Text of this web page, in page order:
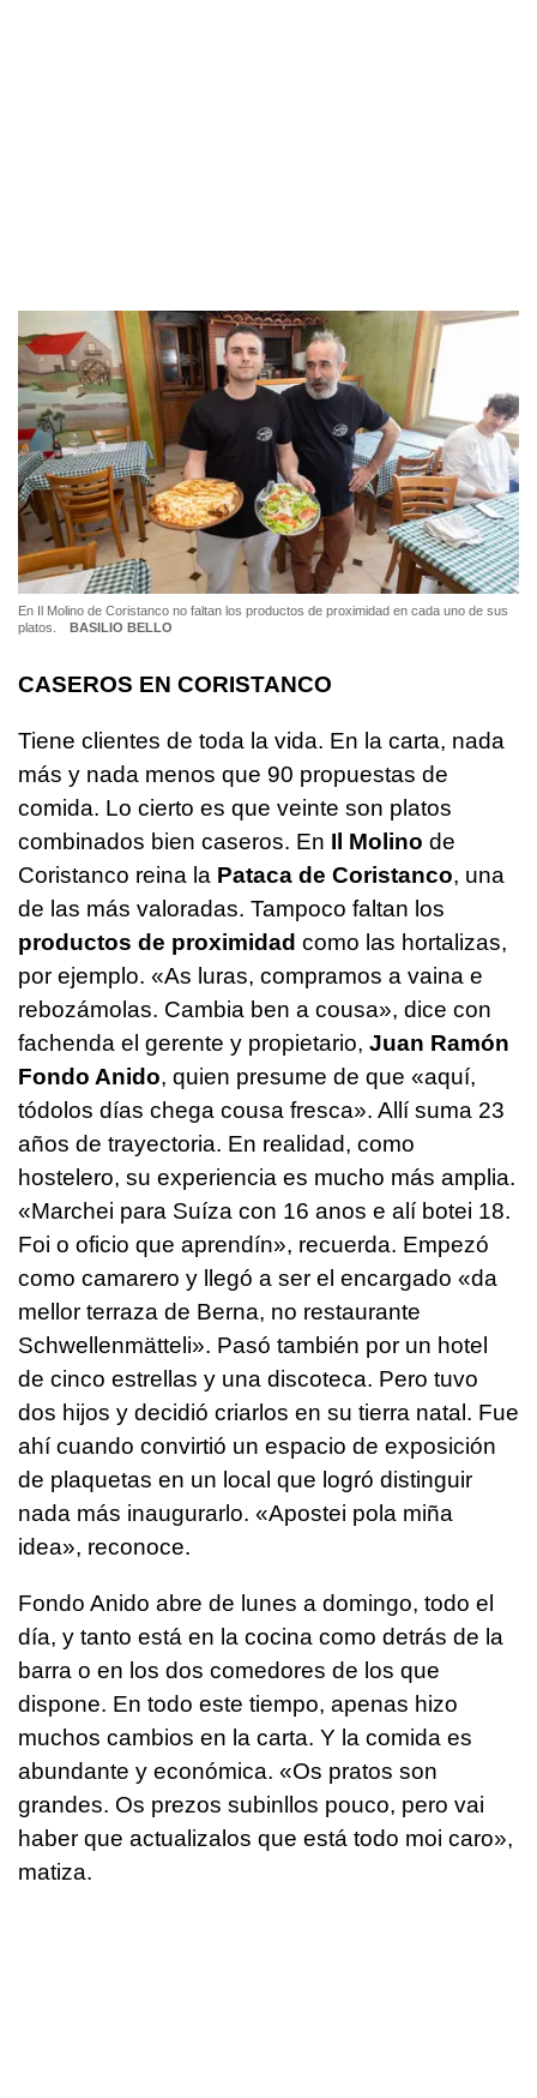
En Il Molino de Coristanco no faltan los productos de proximidad en cada uno de sus
platos.
BASILIO BELLO
CASEROS EN CORISTANCO
Tiene clientes de toda la vida. En la carta, nada
más y nada menos que 90 propuestas de
comida. Lo cierto es que veinte son platos
combinados bien caseros. En Il Molino de
Coristanco reina la Pataca de Coristanco, una
de las más valoradas. Tampoco faltan los
productos de proximidad como las hortalizas,
por ejemplo. «As luras, compramos a vaina e
rebozámolas. Cambia ben a cousa», dice con
fachenda el gerente y propietario, Juan Ramón
Fondo Anido, quien presume de que «aquí,
tódolos días chega cousa fresca». Allí suma 23
años de trayectoria. En realidad, como
hostelero, su experiencia es mucho más amplia.
«Marchei para Suíza con 16 anos e alí botei 18.
Foi o oficio que aprendín», recuerda. Empezó
como camarero y llegó a ser el encargado «da
mellor terraza de Berna, no restaurante
Schwellenmätteli». Pasó también por un hotel
de cinco estrellas y una discoteca. Pero tuvo
dos hijos y decidió criarlos en su tierra natal. Fue
ahí cuando convirtió un espacio de exposición
de plaquetas en un local que logró distinguir
nada más inaugurarlo. «Apostei pola miña
idea», reconoce.
Fondo Anido abre de lunes a domingo, todo el
día, y tanto está en la cocina como detrás de la
barra o en los dos comedores de los que
dispone. En todo este tiempo, apenas hizo
muchos cambios en la carta. Y la comida es
abundante y económica. «Os pratos son
grandes. Os prezos subinllos pouco, pero vai
haber que actualizalos que está todo moi caro»,
matiza.